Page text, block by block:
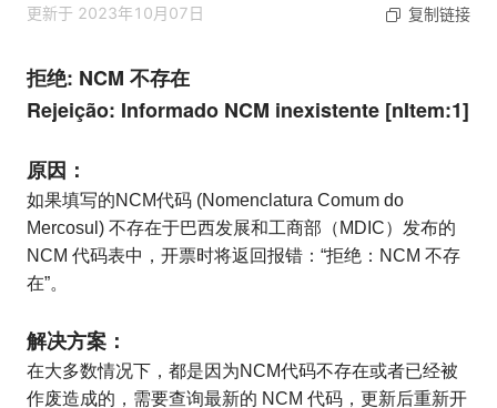
更新于 2023年10月07日 复制链接
拒绝: NCM 不存在
Rejeição: Informado NCM inexistente [nItem:1]
原因：
如果填写的NCM代码 (Nomenclatura Comum do
Mercosul) 不存在于巴西发展和工商部（MDIC）发布的
NCM 代码表中，开票时将返回报错：“拒绝：NCM 不存
在”。
解决方案：
在大多数情况下，都是因为NCM代码不存在或者已经被
作废造成的，需要查询最新的 NCM 代码，更新后重新开